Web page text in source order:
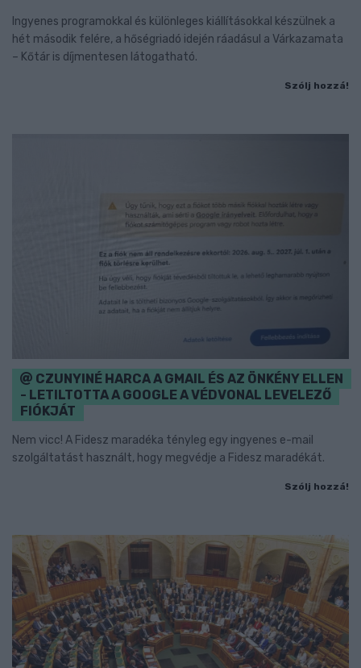
Ingyenes programokkal és különleges kiállításokkal készülnek a
hét második felére, a hőségriadó idején ráadásul a Várkazamata
– Kőtár is díjmentesen látogatható.
Szólj hozzá!
CZUNYINÉ HARCA A GMAIL ÉS AZ ÖNKÉNY ELLEN
- LETILTOTTA A GOOGLE A VÉDVONAL LEVELEZŐ
FIÓKJÁT
Nem vicc! A Fidesz maradéka tényleg egy ingyenes e-mail
szolgáltatást használt, hogy megvédje a Fidesz maradékát.
Szólj hozzá!